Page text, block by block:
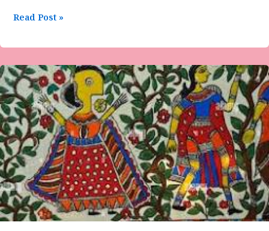
Read Post »
ಸು.ರಂ.ಎಕ್ಕುಂಡಿಯವರ
‘ಮಿಥಿಲೆ’
ಕವಿತೆಯನ್ನು
ತಮಿಳು
ಭಾಷೆಗೆ
ಅನುವಾದಿಸಿದ್ದಾರೆ
ಶಶಿಕಲಾ
ಪಿ.